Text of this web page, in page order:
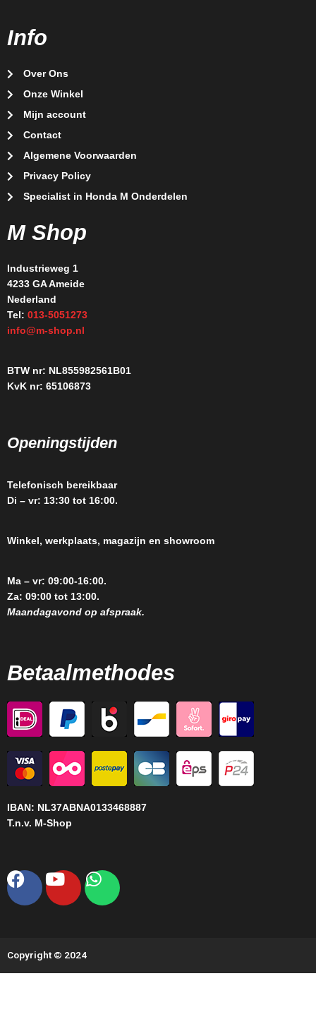
Info
Over Ons
Onze Winkel
Mijn account
Contact
Algemene Voorwaarden
Privacy Policy
Specialist in Honda M Onderdelen
M Shop
Industrieweg 1
4233 GA Ameide
Nederland
Tel: 013-5051273
info@m-shop.nl
BTW nr: NL855982561B01
KvK nr: 65106873
Openingstijden
Telefonisch bereikbaar
Di – vr: 13:30 tot 16:00.
Winkel, werkplaats, magazijn en showroom
Ma – vr: 09:00-16:00.
Za: 09:00 tot 13:00.
Maandagavond op afspraak.
Betaalmethodes
IBAN: NL37ABNA0133468887
T.n.v. M-Shop
Facebook
YoutubeWhatsapp
Copyright © 2024